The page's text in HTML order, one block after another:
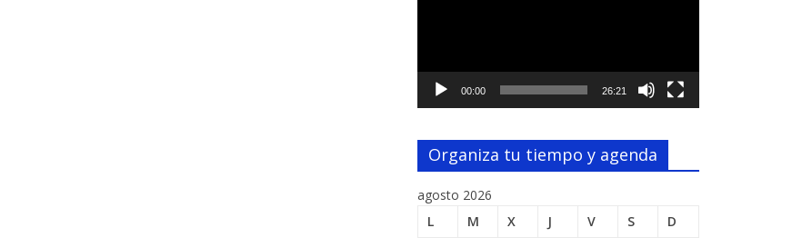
00:00 26:21
Organiza tu tiempo y agenda
agosto 2026
L
M X J V S D